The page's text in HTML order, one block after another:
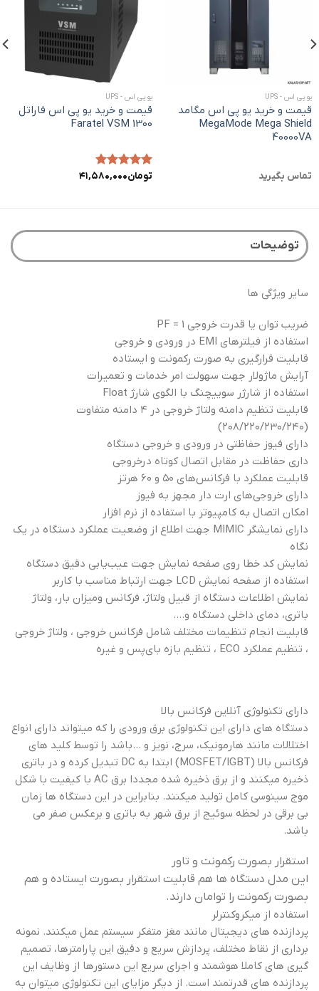
یو پی اس - UPS
قیمت و خرید یو پی اس مگامد
MegaMode Mega Shield
40000VA
تماس بگیرید
یو پی اس - UPS
قیمت و خرید یو پی اس فاراتل
Faratel VSM 1300
امتیاز۵.۰۰
تومان۴۱,۵۸۰,۰۰۰
توضیحات
سایر ویژگی ها
ضریب توان یا قدرت خروجی PF = 1
استفاده از فیلترهای EMI در ورودی و خروجی
قابلیت قرارگیری به صورت رکمونت و ایستاده
آرایش ماژولار جهت سهولت امر خدمات و تعمیرات
استفاده از شارژر سوییچنگ با الگوی شارژ Float
قابلیت تنظیم دامنه ولتاژ خروجی در ۴ دامنه متفاوت
(۲۰۸/۲۲۰/۲۳۰/۲۴۰)
دارای فیوز حفاظتی در ورودی و خروجی دستگاه
داری حفاظت در مقابل اتصال کوتاه درخروجی
قابلیت عملکرد با فرکانس‌های ۵۰ و ۶۰ هرتز
دارای خروجی‌های ارت‌ دار مجهز به فیوز
امکان اتصال به کامپیوتر با استفاده از نرم افزار
دارای نمایشگر MIMIC جهت اطلاع از وضعیت عملکرد دستگاه در یک
نگاه
نمایش کد خطا روی صفحه نمایش جهت عیب‌یابی دقیق دستگاه
استفاده از صفحه نمایش LCD جهت ارتباط مناسب با کاربر
نمایش اطلاعات دستگاه از قبیل ولتاژ، فرکانس ومیزان بار، ولتاژ
باتری، دمای داخلی دستگاه و….
قابلیت انجام تنظیمات مختلف شامل فرکانس خروجی ، ولتاژ خروجی
، تنظیم عملکرد ECO ، تنظیم بازه بای‌پس و غیره
دارای تکنولوژی آنلاین فرکانس بالا
دستگاه های دارای این تکنولوژی برق ورودی را که میتواند دارای انواع
اختلالات مانند هارمونیک، سرج، نویز و …باشد را توسط کلید های
فرکانس بالا (MOSFET/IGBT) ابتدا به DC تبدیل کرده و در باتری
ذخیره میکنند و از برق ذخیره شده مجددا برق AC با کیفیت با شکل
موج سینوسی کامل تولید میکنند. بنابراین در این دستگاه ها زمان
بی برقی در لحظه سوئیج از برق شهر به باتری و برعکس صفر می
باشد.
استقرار بصورت رکمونت و تاور
این مدل دستگاه ها هم قابلیت استقرار بصورت ایستاده و هم
بصورت رکمونت را توامان دارند.
استفاده از میکروکنترلر
پردازنده های دیجیتال مانند مغز متفکر سیستم عمل میکنند. نمونه
برداری از نقاط مختلف، پردازش سریع و دقیق این پارامترها، تصمیم
گیری های کاملا هوشمند و اجرای سریع این دستورها از وظایف این
پردازنده های قدرتمند است. از دیگر مزایای این تکنولوژی میتوان به